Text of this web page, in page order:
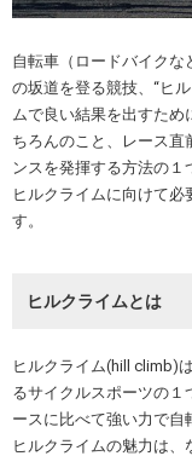
自転車（ロードバイク
の坂道を登る競技、“ヒ
ムで良い結果を出すた
ちろんのこと、レース直
ンスを発揮する方法の１
ヒルクライムに向けて必
す。
ヒルクライムとは
ヒルクライム(hill climb)
るサイクルスポーツの１
ースに比べて強い力で自
ヒルクライムの魅力は